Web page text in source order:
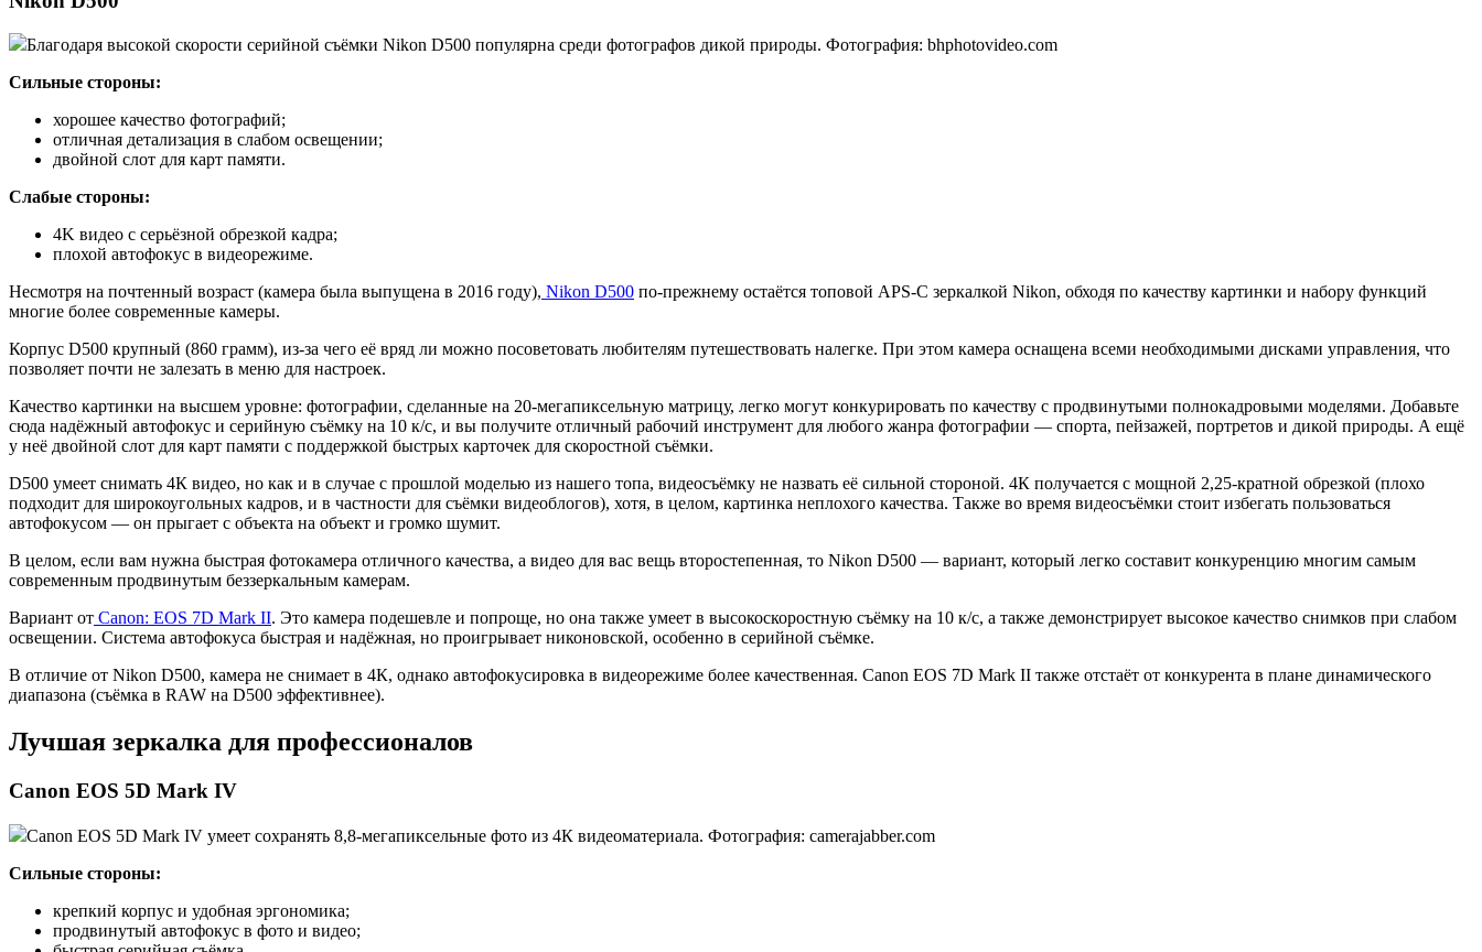
Благодаря высокой скорости серийной съёмки Nikon D500 популярна среди фотографов дикой природы. Фотография: bhphotovideo.com
Сильные стороны:
хорошее качество фотографий;
отличная детализация в слабом освещении;
двойной слот для карт памяти.
Слабые стороны:
4K видео с серьёзной обрезкой кадра;
плохой автофокус в видеорежиме.
Несмотря на почтенный возраст (камера была выпущена в 2016 году), Nikon D500 по-прежнему остаётся топовой APS-C зеркалкой Nikon, обходя по качеству картинки и набору функций
многие более современные камеры.
Корпус D500 крупный (860 грамм), из-за чего её вряд ли можно посоветовать любителям путешествовать налегке. При этом камера оснащена всеми необходимыми дисками управления, что
позволяет почти не залезать в меню для настроек.
Качество картинки на высшем уровне: фотографии, сделанные на 20-мегапиксельную матрицу, легко могут конкурировать по качеству с продвинутыми полнокадровыми моделями. Добавьте
сюда надёжный автофокус и серийную съёмку на 10 к/с, и вы получите отличный рабочий инструмент для любого жанра фотографии — спорта, пейзажей, портретов и дикой природы. А ещё
у неё двойной слот для карт памяти с поддержкой быстрых карточек для скоростной съёмки.
D500 умеет снимать 4К видео, но как и в случае с прошлой моделью из нашего топа, видеосъёмку не назвать её сильной стороной. 4К получается с мощной 2,25-кратной обрезкой (плохо
подходит для широкоугольных кадров, и в частности для съёмки видеоблогов), хотя, в целом, картинка неплохого качества. Также во время видеосъёмки стоит избегать пользоваться
автофокусом — он прыгает с объекта на объект и громко шумит.
В целом, если вам нужна быстрая фотокамера отличного качества, а видео для вас вещь второстепенная, то Nikon D500 — вариант, который легко составит конкуренцию многим самым
современным продвинутым беззеркальным камерам.
Вариант от Canon: EOS 7D Mark II. Это камера подешевле и попроще, но она также умеет в высокоскоростную съёмку на 10 к/с, а также демонстрирует высокое качество снимков при слабом
освещении. Система автофокуса быстрая и надёжная, но проигрывает никоновской, особенно в серийной съёмке.
В отличие от Nikon D500, камера не снимает в 4К, однако автофокусировка в видеорежиме более качественная. Canon EOS 7D Mark II также отстаёт от конкурента в плане динамического
диапазона (съёмка в RAW на D500 эффективнее).
Лучшая зеркалка для профессионалов
Canon EOS 5D Mark IV
Canon EOS 5D Mark IV умеет сохранять 8,8-мегапиксельные фото из 4К видеоматериала. Фотография: camerajabber.com
Сильные стороны:
крепкий корпус и удобная эргономика;
продвинутый автофокус в фото и видео;